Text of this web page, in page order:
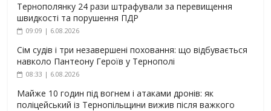
Тернополянку 24 рази штрафували за перевищення
швидкості та порушення ПДР
09:09 | 6.08.2026
Сім судів і три незавершені поховання: що відбувається
навколо Пантеону Героїв у Тернополі
08:33 | 6.08.2026
Майже 10 годин під вогнем і атаками дронів: як
поліцейський із Тернопільщини вижив після важкого